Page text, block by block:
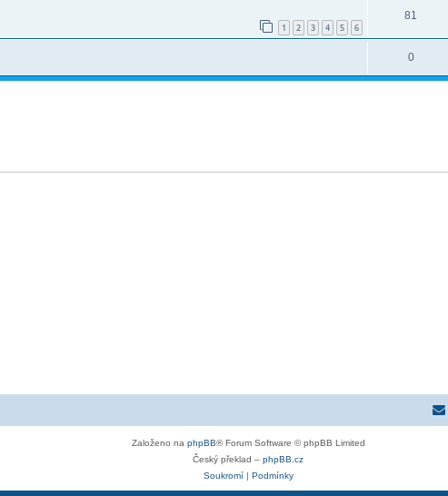
1 2 3 4 5 6
81
0
Založeno na phpBB® Forum Software © phpBB Limited
Český překlad – phpBB.cz
Soukromí| Podmínky